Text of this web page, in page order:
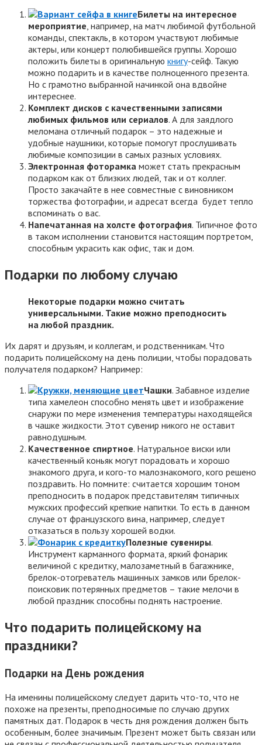
Билеты на интересное
мероприятие, например, на матч любимой футбольной
команды, спектакль, в котором участвуют любимые
актеры, или концерт полюбившейся группы. Хорошо
положить билеты в оригинальную книгу-сейф. Такую
можно подарить и в качестве полноценного презента.
Но с грамотно выбранной начинкой она вдвойне
интереснее.
Комплект дисков с качественными записями
любимых фильмов или сериалов. А для заядлого
меломана отличный подарок – это надежные и
удобные наушники, которые помогут прослушивать
любимые композиции в самых разных условиях.
Электронная фоторамка может стать прекрасным
подарком как от близких людей, так и от коллег.
Просто закачайте в нее совместные с виновником
торжества фотографии, и адресат всегда будет тепло
вспоминать о вас.
Напечатанная на холсте фотография. Типичное фото
в таком исполнении становится настоящим портретом,
способным украсить как офис, так и дом.
Подарки по любому случаю
Некоторые подарки можно считать
универсальными. Такие можно преподносить
на любой праздник.
Их дарят и друзьям, и коллегам, и родственникам. Что
подарить полицейскому на день полиции, чтобы порадовать
получателя подарком? Например:
Чашки. Забавное изделие
типа хамелеон способно менять цвет и изображение
снаружи по мере изменения температуры находящейся
в чашке жидкости. Этот сувенир никого не оставит
равнодушным.
Качественное спиртное. Натуральное виски или
качественный коньяк могут порадовать и хорошо
знакомого друга, и кого-то малознакомого, кого решено
поздравить. Но помните: считается хорошим тоном
преподносить в подарок представителям типичных
мужских профессий крепкие напитки. То есть в данном
случае от французского вина, например, следует
отказаться в пользу хорошей водки.
Полезные сувениры.
Инструмент карманного формата, яркий фонарик
величиной с кредитку, малозаметный в багажнике,
брелок-отогреватель машинных замков или брелок-
поисковик потерянных предметов – такие мелочи в
любой праздник способны поднять настроение.
Что подарить полицейскому на
праздники?
Подарки на День рождения
На именины полицейскому следует дарить что-то, что не
похоже на презенты, преподносимые по случаю других
памятных дат. Подарок в честь дня рождения должен быть
особенным, более значимым. Презент может быть связан или